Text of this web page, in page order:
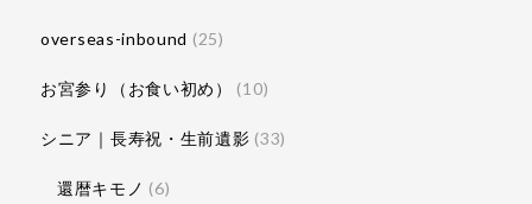
overseas-inbound (25)
お宮参り（お食い初め） (10)
シニア｜長寿祝・生前遺影 (33)
還暦キモノ (6)